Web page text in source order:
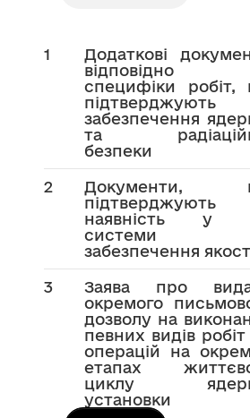
1
Додаткові
відповідно
специфіки робіт,
підтверджують
забезпечення
та
безпеки
2
Документи,
підтверджують
наявність у
системи
забезпечення
3
Заява про
окремого
дозволу на
певних видів
операцій на
етапах
циклу
установки